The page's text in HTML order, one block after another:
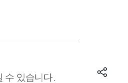
수 있습니다.